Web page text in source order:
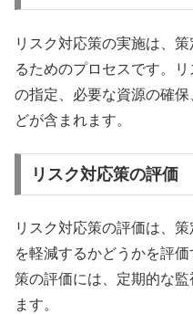
リスク対応策の実施は、
るためのプロセスです。
の指定、必要な資源の確
どが含まれます。
リスク対応策の評価
リスク対応策の評価は、
を軽減するかどうかを評
策の評価には、定期的な
ます。